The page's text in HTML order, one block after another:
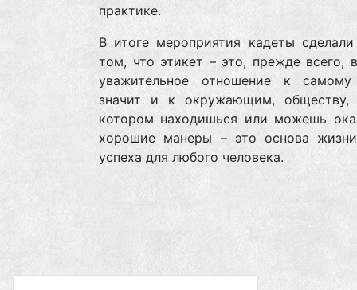
практике.
В итоге мероприятия кадеты
том, что этикет – это, прежде всего,
уважительное отношение к
значит и к окружающим, обществу,
котором находишься или можешь
хорошие манеры – это основа
успеха для любого человека.